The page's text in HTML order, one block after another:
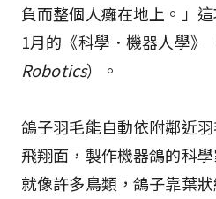
負而整個人癱在地上。」
1月的《科學．機器人學》
Robotics）。
鴿子羽毛能自動依附鄰近
飛翔面，製作機器鴿的科
就像許多鳥類，鴿子靠葉